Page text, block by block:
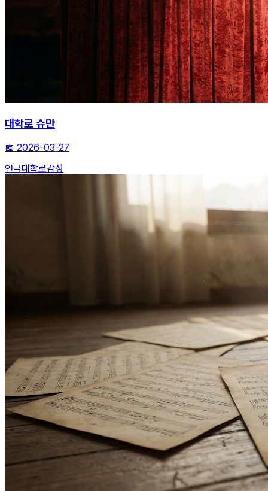
대학로 슈만
📅 2026-03-27
연극대학로감성